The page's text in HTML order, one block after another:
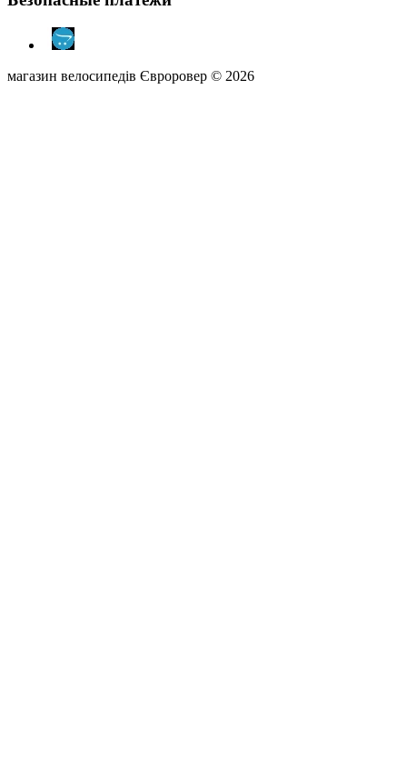
магазин велосипедів Євроровер © 2026